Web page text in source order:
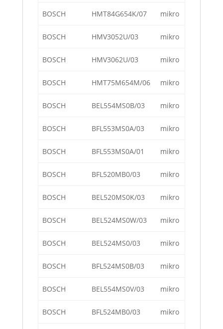
BOSCH HMT84G654K/07 mikro
BOSCH HMV3052U/03 mikro
BOSCH HMV3062U/03 mikro
BOSCH HMT75M654M/06 mikro
BOSCH BEL554MS0B/03 mikro
BOSCH BFL553MS0A/03 mikro
BOSCH BFL553MS0A/01 mikro
BOSCH BFL520MB0/03 mikro
BOSCH BEL520MS0K/03 mikro
BOSCH BEL524MS0W/03 mikro
BOSCH BEL524MS0/03 mikro
BOSCH BFL524MS0B/03 mikro
BOSCH BEL554MS0V/03 mikro
BOSCH BFL524MB0/03 mikro